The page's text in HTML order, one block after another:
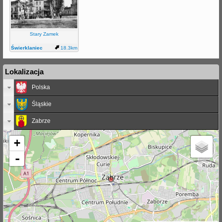
Stary Zamek
Świerklaniec 18.3km
Lokalizacja
Polska
Śląskie
Zabrze
+
-